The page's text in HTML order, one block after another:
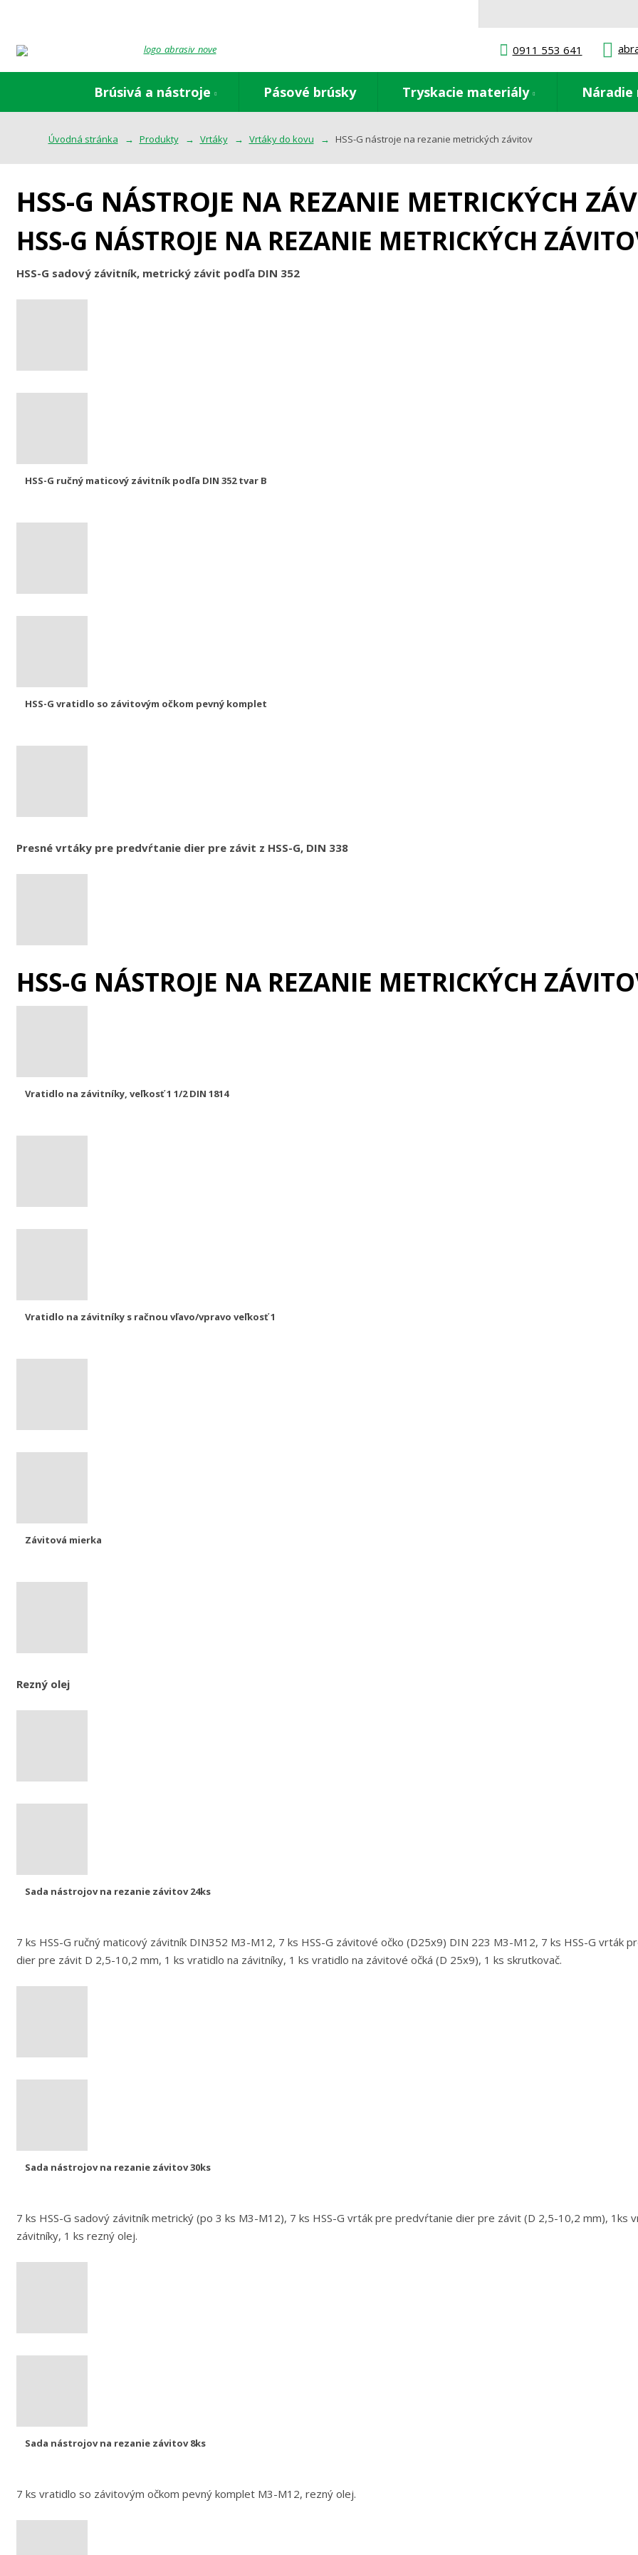
0911 553 641
Brúsivá a nástroje Pásové brúsky Tryskacie materiály Náradie
Úvodná stránka Produkty Vrtáky Vrtáky do kovu HSS-G nástroje na rezanie metrických závitov
HSS-G NÁSTROJE NA REZANIE METRICKÝCH
HSS-G NÁSTROJE NA REZANIE METRICKÝCH
HSS-G sadový závitník, metrický závit podľa DIN 352
HSS-G ručný maticový závitník podľa DIN 352 tvar B
HSS-G vratidlo so závitovým očkom pevný komplet
Presné vrtáky pre predvŕtanie dier pre závit z HSS-G, DIN 338
HSS-G NÁSTROJE NA REZANIE METRICKÝCH
Vratidlo na závitníky, veľkosť 1 1/2 DIN 1814
Vratidlo na závitníky s račnou vľavo/vpravo veľkosť 1
Závitová mierka
Rezný olej
Sada nástrojov na rezanie závitov 24ks
7 ks HSS-G ručný maticový závitník DIN352 M3-M12, 7 ks HSS-G závitové očko (D25x9) DIN 223 M3-M12, 7 ks HSS-G vrták
dier pre závit D 2,5-10,2 mm, 1 ks vratidlo na závitníky, 1 ks vratidlo na závitové očká (D 25x9), 1 ks skrutkovač.
Sada nástrojov na rezanie závitov 30ks
7 ks HSS-G sadový závitník metrický (po 3 ks M3-M12), 7 ks HSS-G vrták pre predvŕtanie dier pre závit (D 2,5-10,2 mm), 1ks
závitníky, 1 ks rezný olej.
Sada nástrojov na rezanie závitov 8ks
7 ks vratidlo so závitovým očkom pevný komplet M3-M12, rezný olej.